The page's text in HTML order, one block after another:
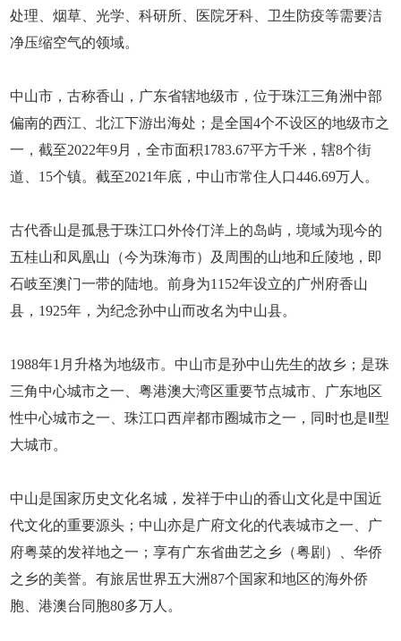
处理、烟草、光学、科研所、医院牙科、卫生防疫等需要洁
净压缩空气的领域。
中山市，古称香山，广东省辖地级市，位于珠江三角洲中部
偏南的西江、北江下游出海处；是全国4个不设区的地级市之
一，截至2022年9月，全市面积1783.67平方千米，辖8个街
道、15个镇。截至2021年底，中山市常住人口446.69万人。
古代香山是孤悬于珠江口外伶仃洋上的岛屿，境域为现今的
五桂山和凤凰山（今为珠海市）及周围的山地和丘陵地，即
石岐至澳门一带的陆地。前身为1152年设立的广州府香山
县，1925年，为纪念孙中山而改名为中山县。
1988年1月升格为地级市。中山市是孙中山先生的故乡；是珠
三角中心城市之一、粤港澳大湾区重要节点城市、广东地区
性中心城市之一、珠江口西岸都市圈城市之一，同时也是Ⅱ型
大城市。
中山是国家历史文化名城，发祥于中山的香山文化是中国近
代文化的重要源头；中山亦是广府文化的代表城市之一、广
府粤菜的发祥地之一；享有广东省曲艺之乡（粤剧）、华侨
之乡的美誉。有旅居世界五大洲87个国家和地区的海外侨
胞、港澳台同胞80多万人。